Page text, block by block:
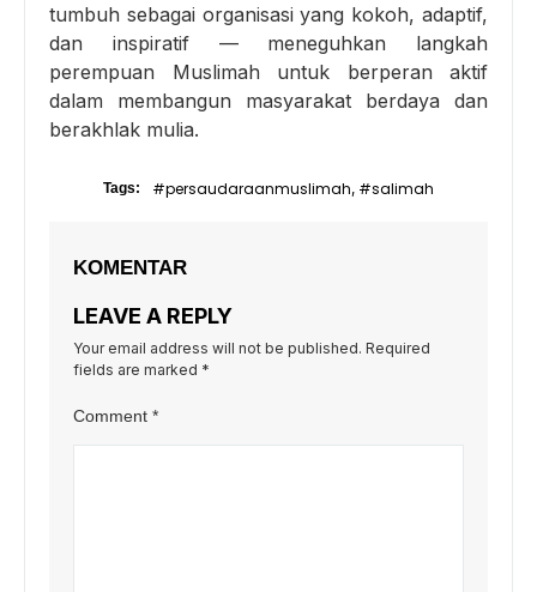
tumbuh sebagai organisasi yang kokoh, adaptif,
dan inspiratif — meneguhkan langkah
perempuan Muslimah untuk berperan aktif
dalam membangun masyarakat berdaya dan
berakhlak mulia.
Tags: #persaudaraanmuslimah, #salimah
KOMENTAR
LEAVE A REPLY
Your email address will not be published. Required
fields are marked *
Comment *